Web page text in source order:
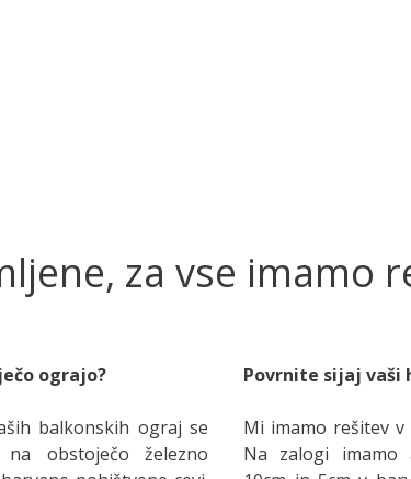
za vse imamo
ograjo?
balkonskih ograj se
obstoječo železno
Povrnite sijaj vaši
Mi imamo rešitev
Na zalogi imamo